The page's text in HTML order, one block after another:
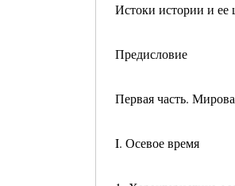
Истоки истории и ее
Предисловие
Первая часть.
I. Осевое время